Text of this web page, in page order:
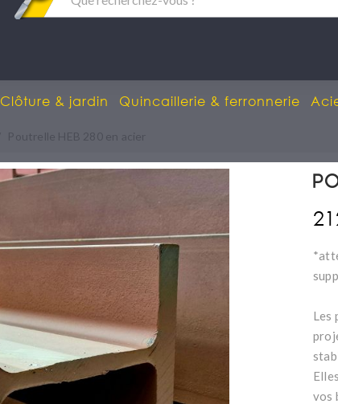
Clôture & jardin Quincaillerie & ferronnerie
Poutrelle HEB 280 en acier
Les
vos